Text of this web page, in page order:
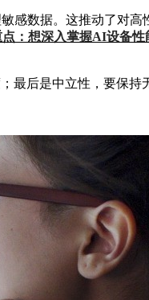
感数据。这推动了对
点：想深入掌握AI设备
最后是中立性，要保持